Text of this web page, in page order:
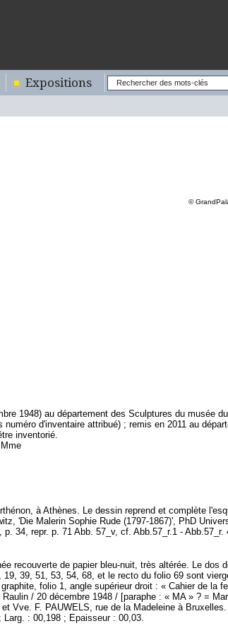
Expositions
©
1948) au département des Sculptures du musée
d'inventaire attribué) ; remis en 2011 au
inventorié.
à Athènes. Le dessin reprend et complète
'Die Malerin Sophie Rude (1797-1867)', PhD
34, repr. p. 71 Abb. 57_v, cf. Abb.57_r.1 - Abb.57_r.
recouverte de papier bleu-nuit, très altérée. Le dos
39, 51, 53, 54, 68, et le recto du folio 69 sont
folio 1, angle supérieur droit : « Cahier de la
/ 20 décembre 1948 / [paraphe : « MA » ? =
Vve. F. PAUWELS, rue de la Madeleine à
: 00,198 ; Epaisseur : 00,03.